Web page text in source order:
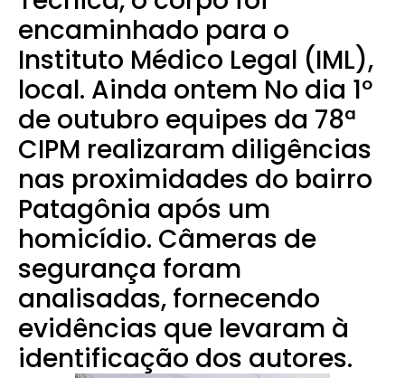
encaminhado para o
Instituto Médico Legal (IML),
local. Ainda ontem No dia 1º
de outubro equipes da 78ª
CIPM realizaram diligências
nas proximidades do bairro
Patagônia após um
homicídio. Câmeras de
segurança foram
analisadas, fornecendo
evidências que levaram à
identificação dos autores.